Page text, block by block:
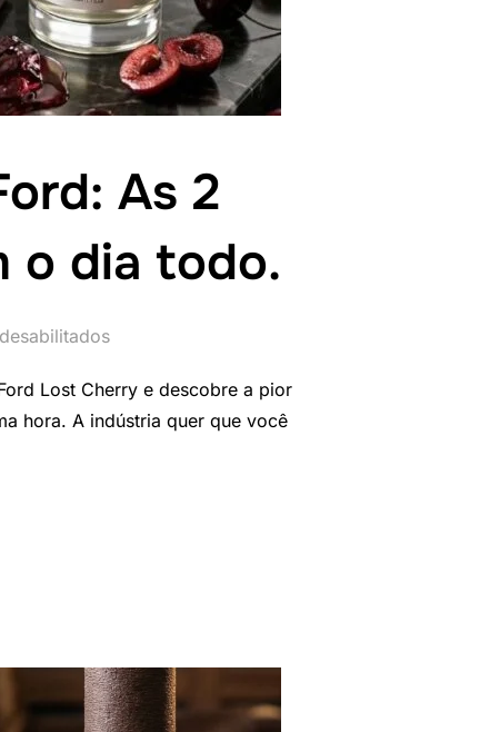
As 2
o dia todo.
Lost Cherry e descobre a pior
hora. A indústria quer que você
FORD: AS 2 ALTERNATIVAS DEFINITIVAS QUE FIXAM O DIA